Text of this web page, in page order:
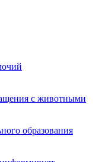
с животными
образования